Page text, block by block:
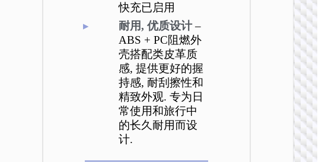
快充已启用
耐用, 优质设计–
ABS + PC阻燃外
壳搭配类皮革质
感, 提供更好的握
持感, 耐刮擦性和
精致外观. 专为日
常使用和旅行中
的长久耐用而设
计.